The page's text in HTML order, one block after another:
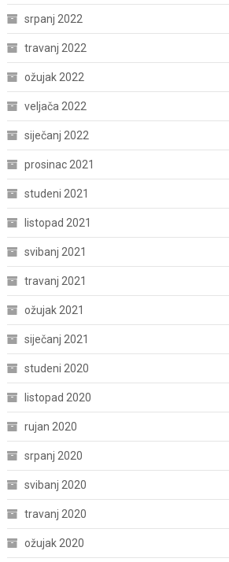
srpanj 2022
travanj 2022
ožujak 2022
veljača 2022
siječanj 2022
prosinac 2021
studeni 2021
listopad 2021
svibanj 2021
travanj 2021
ožujak 2021
siječanj 2021
studeni 2020
listopad 2020
rujan 2020
srpanj 2020
svibanj 2020
travanj 2020
ožujak 2020